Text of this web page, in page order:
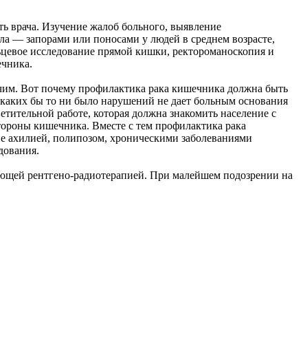
врача. Изучение жалоб больного, выявление
— запорами или поносами у людей в среднем возрасте,
исследование прямой кишки, ректороманоскопия и
Вот почему профилактика рака кишечника должна быть
бы то ни было нарушений не дает больным основания
работе, которая должна знакомить население с
кишечника. Вместе с тем профилактика рака
ахилией, полипозом, хроническими заболеваниями
рентгено-радиотерапией. При малейшем подозрении на